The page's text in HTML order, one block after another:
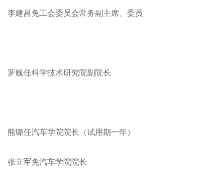
李建昌免工会委员会常务副主席、委员
罗巍任科学技术研究院副院长
熊璐任汽车学院院长（试用期一年）
张立军免汽车学院院长